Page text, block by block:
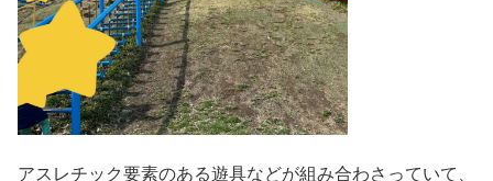
アスレチック要素のある遊具などが組み合わさっていて、